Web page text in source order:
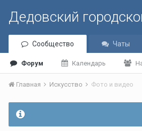
Дедовский
Сообщество
Форум Календарь
Чаты
Главная Искусство Фото и видео